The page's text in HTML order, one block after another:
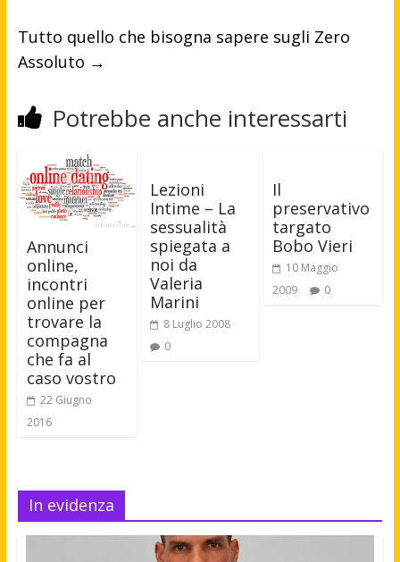
Tutto quello che bisogna sapere sugli Zero
Assoluto →
Potrebbe anche interessarti
Annunci
online,
incontri
online per
trovare la
compagna
che fa al
caso vostro
22 Giugno
2016
Lezioni
Intime – La
sessualità
spiegata a
noi da
Valeria
Marini
8 Luglio 2008
0
Il
preservativo
targato
Bobo Vieri
10 Maggio
2009
0
In evidenza